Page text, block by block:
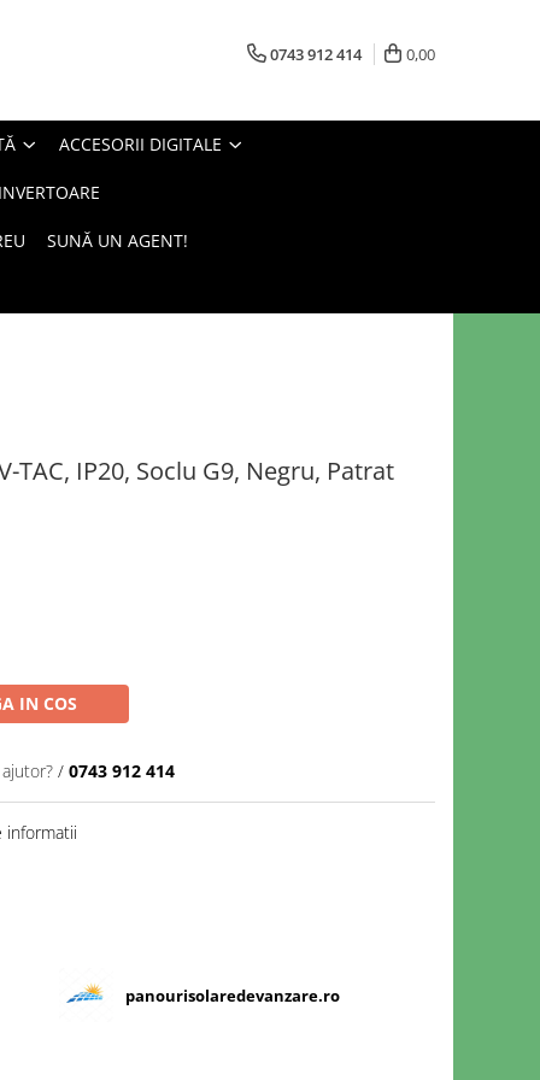
0743 912 414 0,00
ACCESORII DIGITALE
SUNĂ UN AGENT!
TAC, IP20, Soclu G9, Negru, Patrat
IN COS
/ 0743 912 414
informatii
panourisolaredevanzare.ro